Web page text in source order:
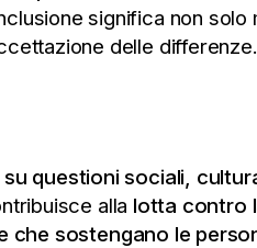
significa non
delle differenze.
questioni sociali,
alla lotta contro
che sostengano le